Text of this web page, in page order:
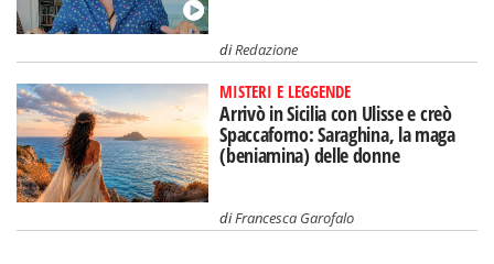
diRedazione
MISTERI E LEGGENDE
Arrivò in Sicilia con Ulisse e creò
Spaccaforno: Saraghina, la maga
(beniamina) delle donne
diFrancesca Garofalo